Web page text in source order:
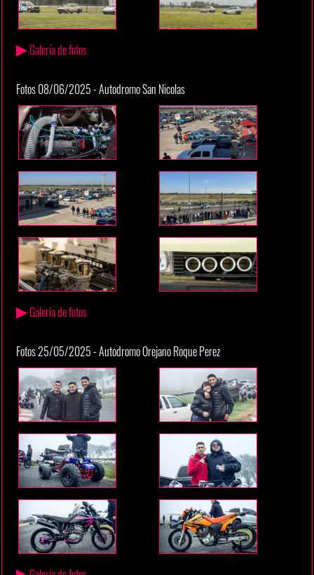
▶Galería de fotos
Fotos 08/06/2025 - Autodromo San Nicolas
▶Galería de fotos
Fotos 25/05/2025 - Autodromo Orejano Roque Perez